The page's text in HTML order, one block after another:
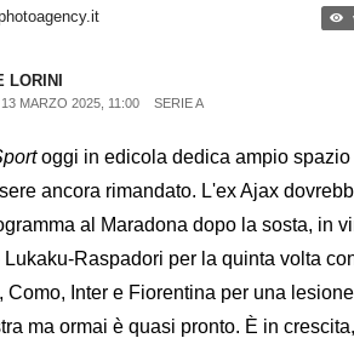
LORINI
MARZO 2025, 11:00 SERIE A
oggi in edicola dedica ampio spazio
ancora rimandato. L'ex Ajax
al Maradona dopo la sosta, in
Raspadori per la quinta volta
Como, Inter e Fiorentina per una
ma ormai è quasi pronto. È in